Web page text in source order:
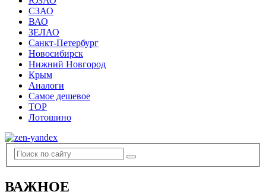
СЗАО
ВАО
ЗЕЛАО
Санкт-Петербург
Новосибирск
Нижний Новгород
Крым
Аналоги
Самое дешевое
TOP
Лотошино
ВАЖНОЕ